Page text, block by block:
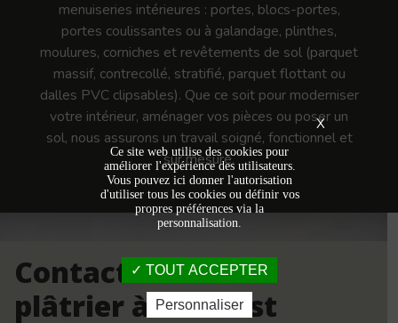
menuiseries intérieures : portes, blocs-portes,
portes coulissantes ou à galandage, plinthes,
moulures, corniches et revêtements de sol (parquet
massif, contrecollé, stratifié, parquet flottant ou
dalles PVC clipsables). Que ce soit pour moderniser
votre intérieur, aménager vos pièces ou poser un
sol, nous assurons un travail soigné, fonctionnel et
sur mesure.
Contactez votre
plâtrier à Leforest
X
Ce site web utilise des cookies pour
améliorer l'expérience des utilisateurs.
Vous pouvez ici donner l'autorisation
d'utiliser tous les cookies ou définir vos
propres préférences via la
personnalisation.
TOUT ACCEPTER
Personnaliser